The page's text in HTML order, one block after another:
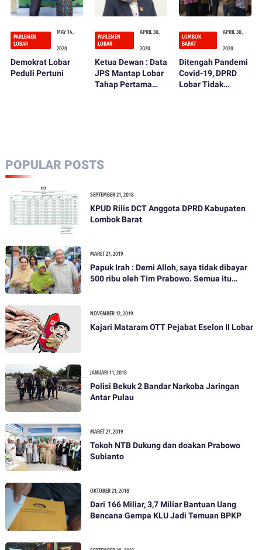
PARLEMEN
LOBAR
MAY 14,
2020
Demokrat Lobar
Peduli Pertuni
PARLEMEN
LOBAR
APRIL 30,
2020
Ketua Dewan : Data
JPS Mantap Lobar
Tahap Pertama
LOMBOK
BARAT
APRIL 30,
2020
Ditengah Pandemi
Covid-19, DPRD
Lobar Tidak
POPULAR POSTS
SEPTEMBER 21, 2018
KPUD Rilis DCT Anggota DPRD Kabupaten
Lombok Barat
MARET 27, 2019
Papuk Irah : Demi Alloh, saya tidak dibayar
500 ribu oleh Tim Prabowo. Semua itu
NOVEMBER 12, 2019
Kajari Mataram OTT Pejabat Eselon II Lobar
JANUARI 11, 2018
Polisi Bekuk 2 Bandar Narkoba Jaringan
Antar Pulau
MARET 27, 2019
Tokoh NTB Dukung dan doakan Prabowo
Subianto
OKTOBER 21, 2018
Dari 166 Miliar, 3,7 Miliar Bantuan Uang
Bencana Gempa KLU Jadi Temuan BPKP